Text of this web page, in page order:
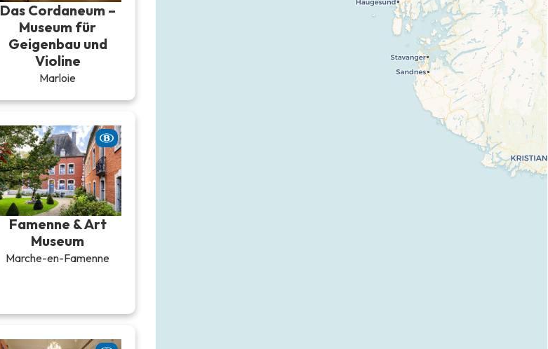
Das Cordaneum –
Museum für
Geigenbau und
Violine
Marloie
Famenne & Art
Museum
Marche-en-Famenne